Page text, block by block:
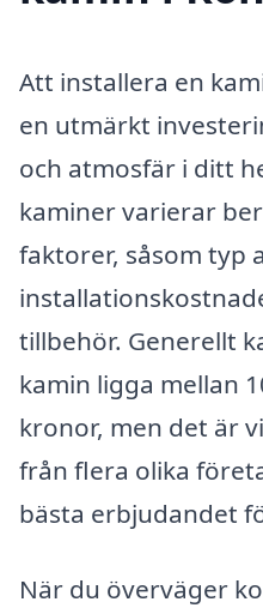
Att installera en
en utmärkt
och atmosfär i ditt
kaminer varierar
faktorer, såsom typ
tillbehör. Generellt
kamin ligga mellan
kronor, men det är
från flera olika
bästa erbjudandet
När du överväger